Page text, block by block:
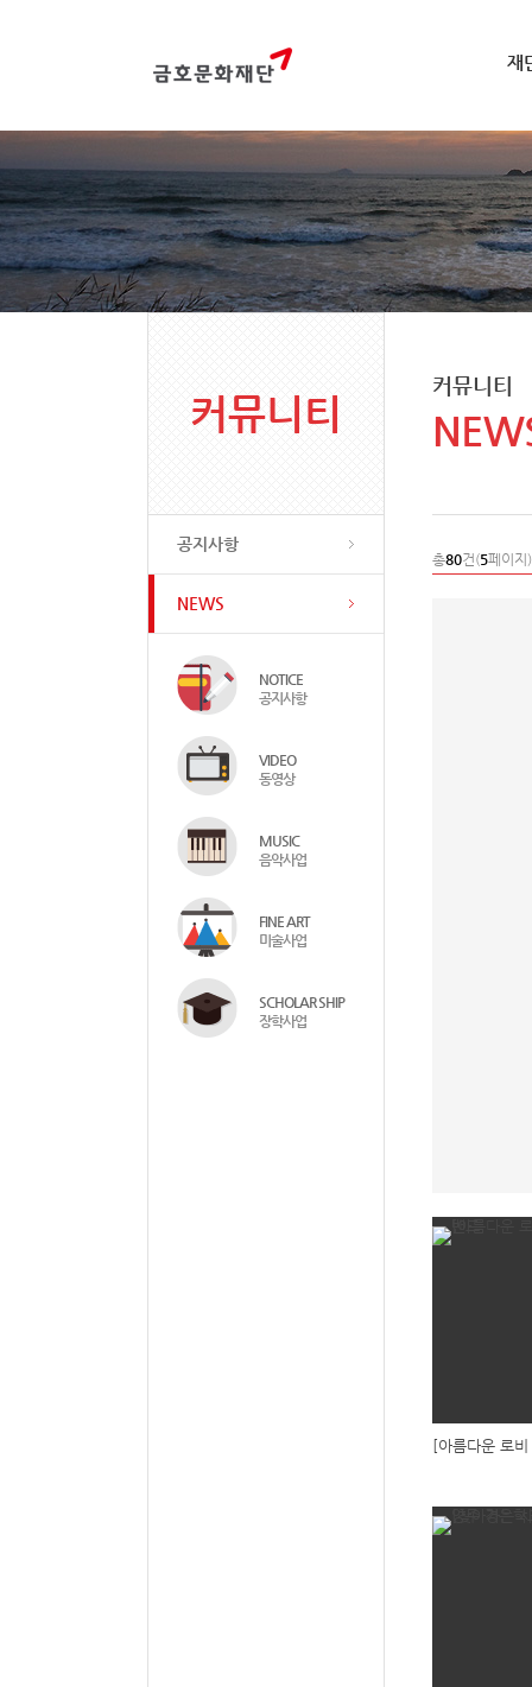
재
커뮤니티
공지사항
NEWS
NOTICE
공지사항
VIDEO
동영상
MUSIC
음악사업
FINE ART
미술사업
SCHOLAR SHIP
장학사업
커뮤니티
총80건(5페이지)
[아름다운 로